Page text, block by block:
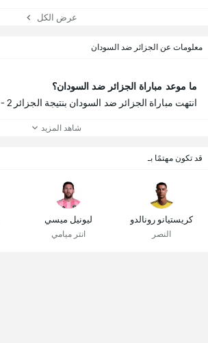
عرض الكل
معلومات عن الجزائر ضد السودان
ما موعد مباراة الجزائر ضد السودان؟
انتهت مباراة الجزائر ضد السودان بنتيجة الجزائر 2 - 0 السودان.
شاهد المزيد
قد تكون مهتمًا بـ
كريستيانو رونالدو
النصر
ليونيل ميسي
انتر ميامي